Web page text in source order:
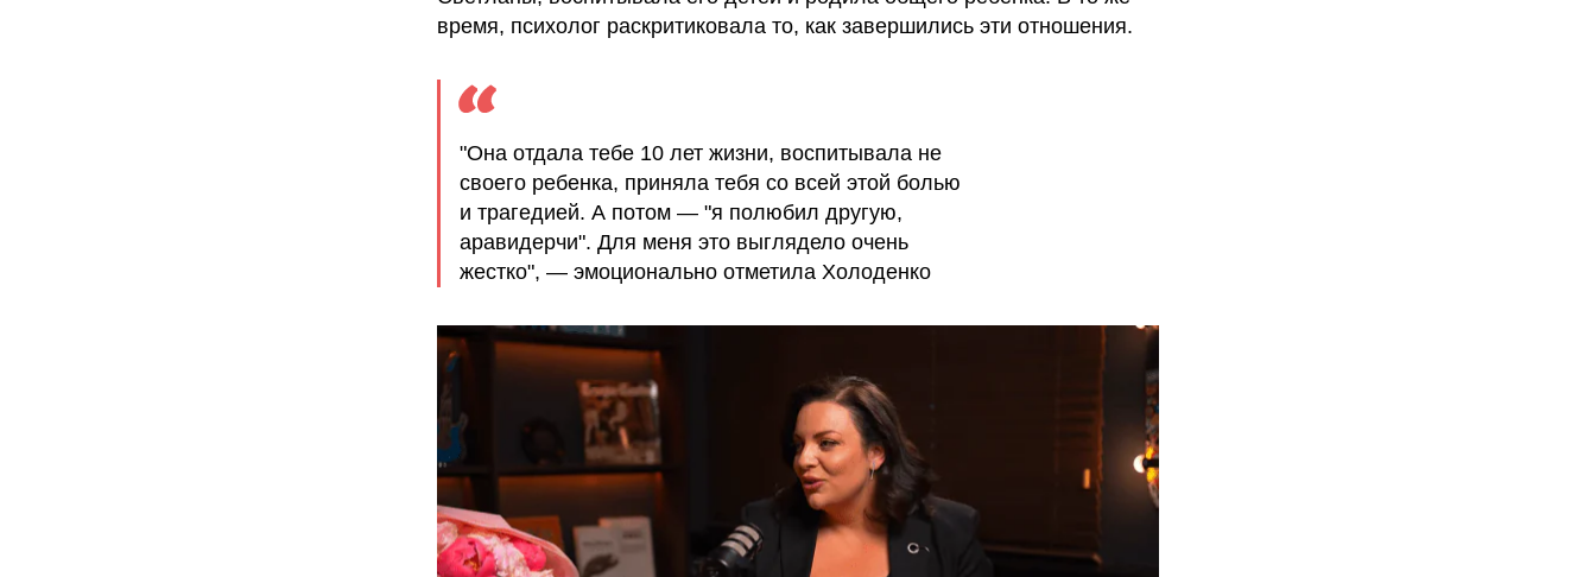
время, психолог раскритиковала то, как завершились эти отношения.
"Она отдала тебе 10 лет жизни, воспитывала не
своего ребенка, приняла тебя со всей этой болью
и трагедией. А потом — "я полюбил другую,
аравидерчи". Для меня это выглядело очень
жестко", — эмоционально отметила Холоденко